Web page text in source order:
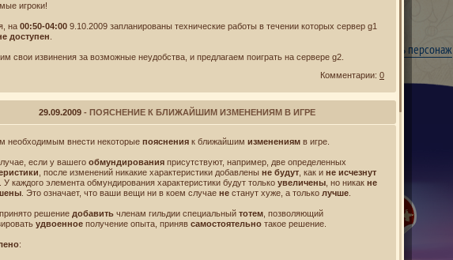
Уже есть персонаж
Лицензионное соглашение Правила игры
Договор‑оферта
Политика конфиденциальности
Форум Поддержка
игроки!
на 00:50-04:00 9.10.2009 запланированы технические работы в течении которых сервер g1
доступен
свои извинения за возможные неудобства, и предлагаем поиграть на сервере g2.
Комментарии: 0
29.09.2009 - ПОЯСНЕНИЕ К БЛИЖАЙШИМ ИЗМЕНЕНИЯМ В ИГРЕ
необходимым внести некоторые пояснения к ближайшим изменениям в игре.
если у вашего обмундирования присутствуют, например, две определенных
, после изменений никакие характеристики добавлены не будут , как и не исчезнут
У каждого элемента обмундирования характеристики будут только увеличены , но никак не
. Это означает, что ваши вещи ни в коем случае не станут хуже, а только лучше
решение добавить членам гильдии специальный тотем , позволяющий
удвоенное получение опыта, приняв самостоятельно такое решение.
: